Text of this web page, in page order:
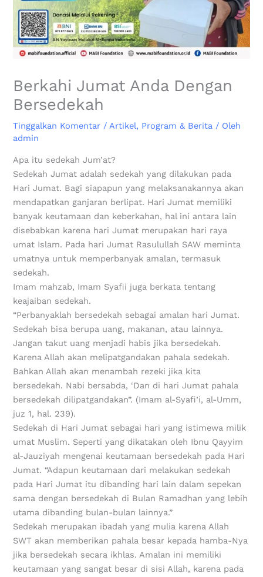
Berkahi Jumat Anda Dengan
Bersedekah
Tinggalkan Komentar / Artikel, Program & Berita / Oleh
admin
Apa itu sedekah Jum’at?
Sedekah Jumat adalah sedekah yang dilakukan pada
Hari Jumat. Bagi siapapun yang melaksanakannya akan
mendapatkan ganjaran berlipat. Hari Jumat memiliki
banyak keutamaan dan keberkahan, hal ini antara lain
disebabkan karena hari Jumat merupakan hari raya
umat Islam. Pada hari Jumat Rasulullah SAW meminta
umatnya untuk memperbanyak amalan, termasuk
sedekah.
Imam mahzab, Imam Syafii juga berkata tentang
keajaiban sedekah.
“Perbanyaklah bersedekah sebagai amalan hari Jumat.
Sedekah bisa berupa uang, makanan, atau lainnya.
Jangan takut uang menjadi habis jika bersedekah.
Karena Allah akan melipatgandakan pahala sedekah.
Bahkan Allah akan menambah rezeki jika kita
bersedekah. Nabi bersabda, ‘Dan di hari Jumat pahala
bersedekah dilipatgandakan”. (Imam al-Syafi’i, al-Umm,
juz 1, hal. 239).
Sedekah di Hari Jumat sebagai hari yang istimewa milik
umat Muslim. Seperti yang dikatakan oleh Ibnu Qayyim
al-Jauziyah mengenai keutamaan bersedekah pada Hari
Jumat. “Adapun keutamaan dari melakukan sedekah
pada Hari Jumat itu dibanding hari lain dalam sepekan
sama dengan bersedekah di Bulan Ramadhan yang lebih
utama dibanding bulan-bulan lainnya.”
Sedekah merupakan ibadah yang mulia karena Allah
SWT akan memberikan pahala besar kepada hamba-Nya
jika bersedekah secara ikhlas. Amalan ini memiliki
keutamaan yang sangat besar di sisi Allah, karena pada